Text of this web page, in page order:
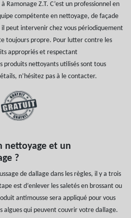
Ramonage Z.T. C’est un professionnel en
compétente en nettoyage, de façade
peut intervenir chez vous périodiquement
toujours propre. Pour lutter contre les
appropriés et respectant
produits nettoyants utilisés sont tous
n’hésitez pas à le contacter.
nettoyage et un
?
de dallage dans les règles, il y a trois
est d’enlever les saletés en brossant ou
antimousse sera appliqué pour vous
algues qui peuvent couvrir votre dallage.